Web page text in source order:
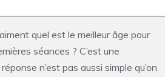
quel est le meilleur âge pour
séances ? C’est une
n’est pas aussi simple qu’on